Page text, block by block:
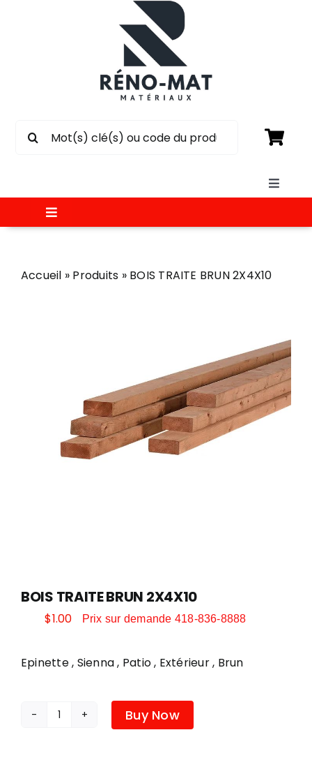
Toggle
SOUMISSION
CIRCULAIRE
CONTACT
Toggle
DÉCORATION
POÊLES ET FOYERS
COUVRE-PLANCHER
Accueil » Produits » BOIS TRAITE BRUN 2X4X10
BOIS TRAITE BRUN 2X4X10
$1.00 Prix sur demande 418-836-8888
Epinette , Sienna , Patio , Extérieur , Brun
quantité
Buy Now